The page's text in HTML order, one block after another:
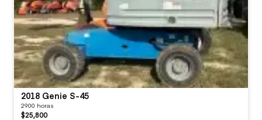
2018 Genie S-45
2900 horas
$25,800